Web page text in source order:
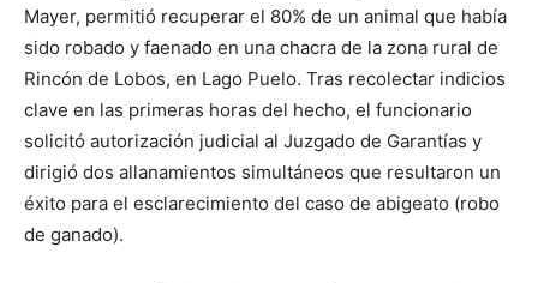
Mayer, permitió recuperar el 80% de un animal que había
sido robado y faenado en una chacra de la zona rural de
Rincón de Lobos, en Lago Puelo. Tras recolectar indicios
clave en las primeras horas del hecho, el funcionario
solicitó autorización judicial al Juzgado de Garantías y
dirigió dos allanamientos simultáneos que resultaron un
éxito para el esclarecimiento del caso de abigeato (robo
de ganado).